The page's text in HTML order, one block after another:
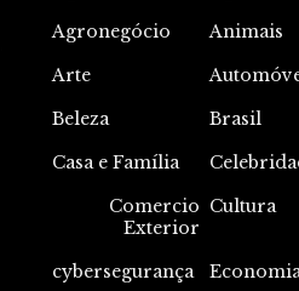
Agronegócio
Animais
Arte
Beleza
Brasil
Casa e Família
Comercio
Exterior
Cultura
cybersegurança